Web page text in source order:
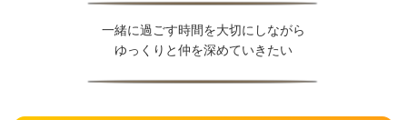
一緒に過ごす時間を大切にしながら
ゆっくりと仲を深めていきたい